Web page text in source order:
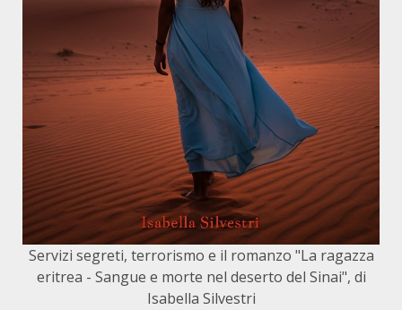
Servizi segreti, terrorismo e il romanzo "La ragazza
eritrea - Sangue e morte nel deserto del Sinai", di
Isabella Silvestri